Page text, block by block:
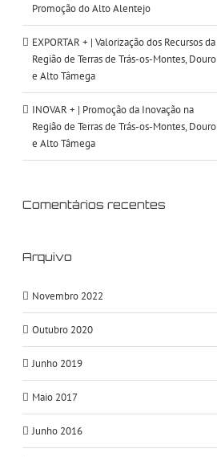
Promoção do Alto Alentejo
EXPORTAR + | Valorização dos Recursos da
Região de Terras de Trás-os-Montes, Douro
e Alto Tâmega
INOVAR + | Promoção da Inovação na
Região de Terras de Trás-os-Montes, Douro
e Alto Tâmega
Comentários recentes
Arquivo
Novembro 2022
Outubro 2020
Junho 2019
Maio 2017
Junho 2016